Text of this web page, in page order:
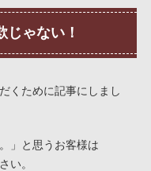
ゃない！
くために記事にしまし
」と思うお客様は
い。